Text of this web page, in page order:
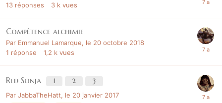
13 réponses 3 k vues
Compétence alchimie
Par Emmanuel Lamarque, le 20 octobre 2018
1 réponse 1,2 k vues
Red Sonja 1 2 3
Par JabbaTheHatt, le 20 janvier 2017